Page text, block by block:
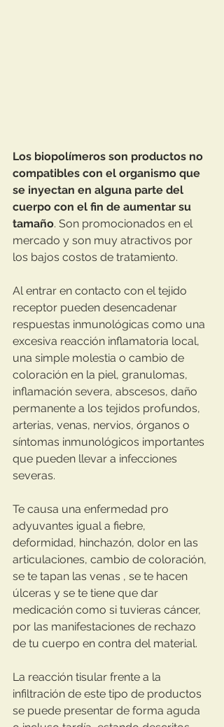
Los biopolímeros son productos no
compatibles con el organismo que
se inyectan en alguna parte del
cuerpo con el fin de aumentar su
tamaño. Son promocionados en el
mercado y son muy atractivos por
los bajos costos de tratamiento.
Al entrar en contacto con el tejido
receptor pueden desencadenar
respuestas inmunológicas como una
excesiva reacción inflamatoria local,
una simple molestia o cambio de
coloración en la piel, granulomas,
inflamación severa, abscesos, daño
permanente a los tejidos profundos,
arterias, venas, nervios, órganos o
síntomas inmunológicos importantes
que pueden llevar a infecciones
severas.
Te causa una enfermedad pro
adyuvantes igual a fiebre,
deformidad, hinchazón, dolor en las
articulaciones, cambio de coloración,
se te tapan las venas , se te hacen
úlceras y se te tiene que dar
medicación como si tuvieras cáncer,
por las manifestaciones de rechazo
de tu cuerpo en contra del material.
La reacción tisular frente a la
infiltración de este tipo de productos
se puede presentar de forma aguda